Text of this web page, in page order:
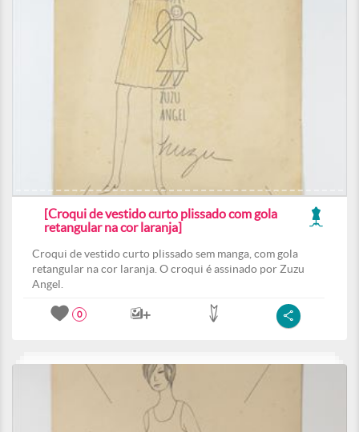
[Croqui de vestido curto plissado com gola
retangular na cor laranja]
Croqui de vestido curto plissado sem manga, com gola
retangular na cor laranja. O croqui é assinado por Zuzu
Angel.
0